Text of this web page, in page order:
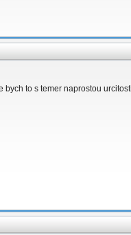
to s temer naprostou